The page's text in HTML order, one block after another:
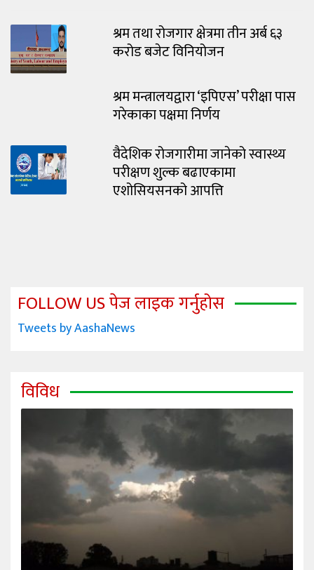
श्रम तथा रोजगार क्षेत्रमा तीन अर्ब ६३
करोड बजेट विनियोजन
श्रम मन्त्रालयद्वारा ‘इपिएस’ परीक्षा पास
गरेकाका पक्षमा निर्णय
वैदेशिक रोजगारीमा जानेको स्वास्थ्य
परीक्षण शुल्क बढाएकामा
एशोसियसनको आपत्ति
FOLLOW US पेज लाइक गर्नुहोस
Tweets by AashaNews
विविध